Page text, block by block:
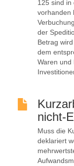
125 sind in
vorhanden
der
Betrag
dem
Waren und
nicht-
Muss die
deklariert